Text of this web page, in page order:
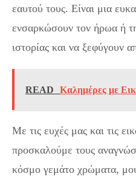
εαυτού τους. Είναι μια
ενσαρκώσουν τον ήρωα ή
ιστορίας και να ξεφύγουν
READ Καλημέρες με
Με τις ευχές μας και τις
προσκαλούμε τους
κόσμο γεμάτο χρώματα,